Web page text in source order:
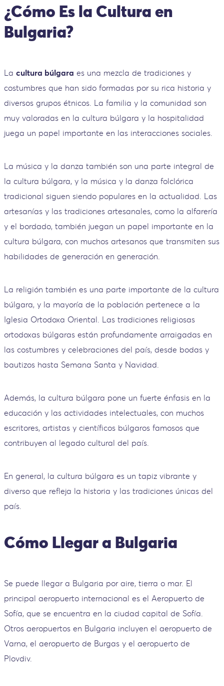
¿Cómo Es la Cultura en
Bulgaria?
La cultura búlgara es una mezcla de tradiciones y
costumbres que han sido formadas por su rica historia y
diversos grupos étnicos. La familia y la comunidad son
muy valoradas en la cultura búlgara y la hospitalidad
juega un papel importante en las interacciones sociales.
La música y la danza también son una parte integral de
la cultura búlgara, y la música y la danza folclórica
tradicional siguen siendo populares en la actualidad. Las
artesanías y las tradiciones artesanales, como la alfarería
y el bordado, también juegan un papel importante en la
cultura búlgara, con muchos artesanos que transmiten sus
habilidades de generación en generación.
La religión también es una parte importante de la cultura
búlgara, y la mayoría de la población pertenece a la
Iglesia Ortodoxa Oriental. Las tradiciones religiosas
ortodoxas búlgaras están profundamente arraigadas en
las costumbres y celebraciones del país, desde bodas y
bautizos hasta Semana Santa y Navidad.
Además, la cultura búlgara pone un fuerte énfasis en la
educación y las actividades intelectuales, con muchos
escritores, artistas y científicos búlgaros famosos que
contribuyen al legado cultural del país.
En general, la cultura búlgara es un tapiz vibrante y
diverso que refleja la historia y las tradiciones únicas del
país.
Cómo Llegar a Bulgaria
Se puede llegar a Bulgaria por aire, tierra o mar. El
principal aeropuerto internacional es el Aeropuerto de
Sofía, que se encuentra en la ciudad capital de Sofía.
Otros aeropuertos en Bulgaria incluyen el aeropuerto de
Varna, el aeropuerto de Burgas y el aeropuerto de
Plovdiv.